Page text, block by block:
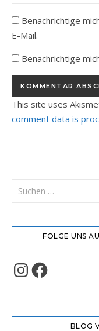
Benachrichtige
E-Mail.
Benachrichtige
This site uses
comment data is
FOLGE UNS
Instagram
Facebook
BLOG